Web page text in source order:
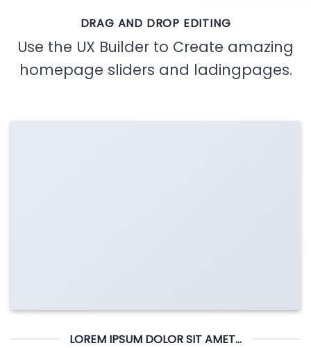
DRAG AND DROP EDITING
Use the UX Builder to Create amazing
homepage sliders and ladingpages.
LOREM IPSUM DOLOR SIT AMET...